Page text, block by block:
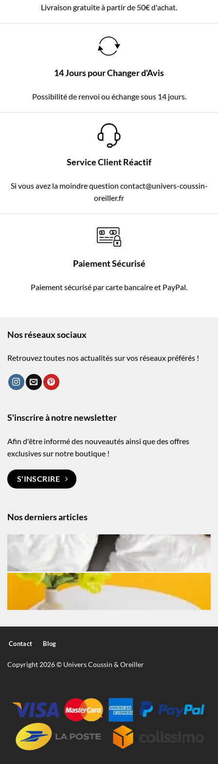
Livraison gratuite à partir de 50€ d'achat.
14 Jours pour Changer d'Avis
Possibilité de renvoi ou échange sous 14 jours.
Service Client Réactif
Si vous avez la moindre question contact@univers-coussin-
oreiller.fr
Paiement Sécurisé
Paiement sécurisé par carte bancaire et PayPal.
Nos réseaux sociaux
Retrouvez toutes nos actualités sur vos réseaux préférés !
Nos derniers articles
S'inscrire à notre newsletter
Afin d'être informé des nouveautés ainsi que des offres
exclusives sur notre boutique !
S'INSCRIRE
Contact Blog
Copyright 2026 © Univers Coussin & Oreiller